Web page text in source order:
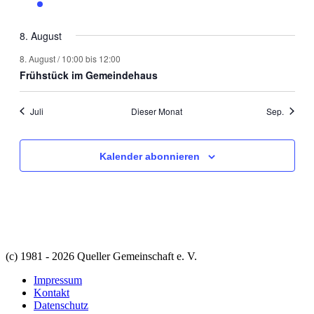
Veranstaltung
8. August
8. August / 10:00 bis 12:00
Frühstück im Gemeindehaus
Juli Dieser Monat Sep.
Kalender abonnieren
(c) 1981 - 2026 Queller Gemeinschaft e. V.
Impressum
Kontakt
Datenschutz